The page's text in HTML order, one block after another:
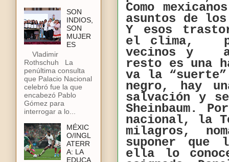
Como
asuntos de
Y esos
el clima,
vecinos y
resto es una
va la
negro, hay
salvación y
Sheinbaum.
nacional, la
milagros,
suponer que
ella lo
SON
INDIOS,
SON
MUJER
ES
Vladimir
Rothschuh La
penúltima consulta
que Palacio Nacional
celebró fue la que
encabezó Pablo
Gómez para
interrogar a lo...
MÉXIC
O/INGL
ATERR
A: LA
EDUCA